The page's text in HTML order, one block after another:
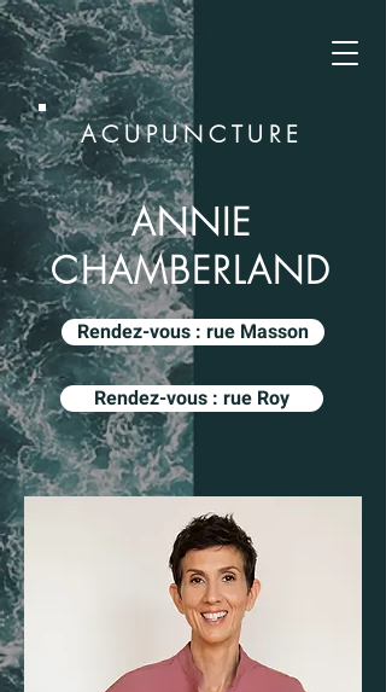
ACUPUNCTURE
ANNIE
CHAMBERLAND
Rendez-vous : rue Masson
Rendez-vous : rue Roy